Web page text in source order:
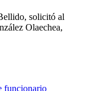
solicitó al
Olaechea,